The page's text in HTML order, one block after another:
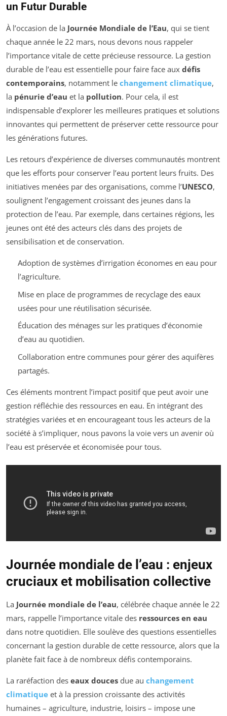
un Futur Durable
À l’occasion de la Journée Mondiale de l’Eau, qui se tient
chaque année le 22 mars, nous devons nous rappeler
l’importance vitale de cette précieuse ressource. La gestion
durable de l’eau est essentielle pour faire face aux défis
contemporains, notamment le changement climatique,
la pénurie d’eau et la pollution. Pour cela, il est
indispensable d’explorer les meilleures pratiques et solutions
innovantes qui permettent de préserver cette ressource pour
les générations futures.
Les retours d’expérience de diverses communautés montrent
que les efforts pour conserver l’eau portent leurs fruits. Des
initiatives menées par des organisations, comme l’UNESCO,
soulignent l’engagement croissant des jeunes dans la
protection de l’eau. Par exemple, dans certaines régions, les
jeunes ont été des acteurs clés dans des projets de
sensibilisation et de conservation.
Adoption de systèmes d’irrigation économes en eau pour
l’agriculture.
Mise en place de programmes de recyclage des eaux
usées pour une réutilisation sécurisée.
Éducation des ménages sur les pratiques d’économie
d’eau au quotidien.
Collaboration entre communes pour gérer des aquifères
partagés.
Ces éléments montrent l’impact positif que peut avoir une
gestion réfléchie des ressources en eau. En intégrant des
stratégies variées et en encourageant tous les acteurs de la
société à s’impliquer, nous pavons la voie vers un avenir où
l’eau est préservée et économisée pour tous.
Journée mondiale de l’eau : enjeux
cruciaux et mobilisation collective
La Journée mondiale de l’eau, célébrée chaque année le 22
mars, rappelle l’importance vitale des ressources en eau
dans notre quotidien. Elle soulève des questions essentielles
concernant la gestion durable de cette ressource, alors que la
planète fait face à de nombreux défis contemporains.
La raréfaction des eaux douces due au changement
climatique et à la pression croissante des activités
humaines – agriculture, industrie, loisirs – impose une